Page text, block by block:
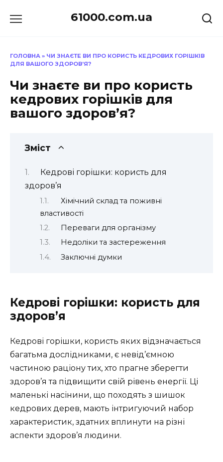
до
61000.com.ua
ГОЛОВНА » ЧИ ЗНАЄТЕ ВИ ПРО КОРИСТЬ КЕДРОВИХ ГОРІШКІВ
ДЛЯ ВАШОГО ЗДОРОВ’Я?
Чи знаєте ви про користь
кедрових горішків для
вашого здоров’я?
Зміст
Кедрові горішки: користь для
здоров’я
Хімічний склад та поживні
властивості
Переваги для організму
Недоліки та застереження
Заключні думки
Кедрові горішки: користь для
здоров’я
Кедрові горішки, користь яких відзначається
багатьма дослідниками, є невід’ємною
частиною раціону тих, хто прагне зберегти
здоров’я та підвищити свій рівень енергії. Ці
маленькі насінини, що походять з шишок
кедрових дерев, мають інтригуючий набор
характеристик, здатних вплинути на різні
аспекти здоров’я людини.